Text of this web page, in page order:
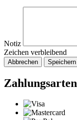
Notiz
Zeichen verbleibend
Abbrechen Speichern
Zahlungsarten